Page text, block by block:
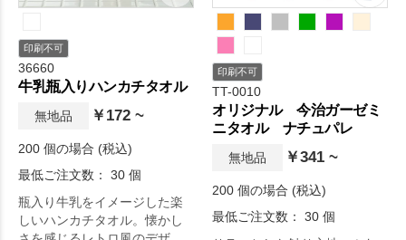
印刷不可
36660
牛乳瓶入りハンカチタオル
無地品 ￥172 ~
200 個の場合 (税込)
最低ご注文数： 30 個
瓶入り牛乳をイメージした楽
しいハンカチタオル。懐かし
印刷不可
TT-0010
オリジナル 今治ガーゼミ
ニタオル ナチュパレ
無地品 ￥341 ~
200 個の場合 (税込)
最低ご注文数： 30 個